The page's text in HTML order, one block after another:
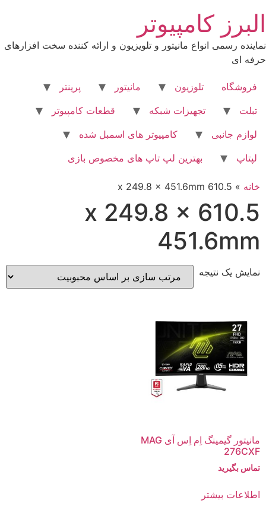
محتوا
البرز کامپیوتر
نماینده رسمی انواع مانیتور و تلویزیون و ارائه کننده سخت افزارهای
حرفه ای
فروشگاه تلوزیون مانیتور
پرینتر
تبلت
تجهیزات شبکه
قطعات کامپیوتر
لوازم جانبی
کامپیوتر های اسمبل شده
لپتاپ
بهترین لپ تاپ های مخصوص بازی
خانه »
610.5 x 249.8 x 451.6mm
610.5 x 249.8 x
451.6mm
نمایش یک نتیجه
مانیتور گیمینگ اِم اِس آی MAG
276CXF
تماس بگیرید
اطلاعات بیشتر